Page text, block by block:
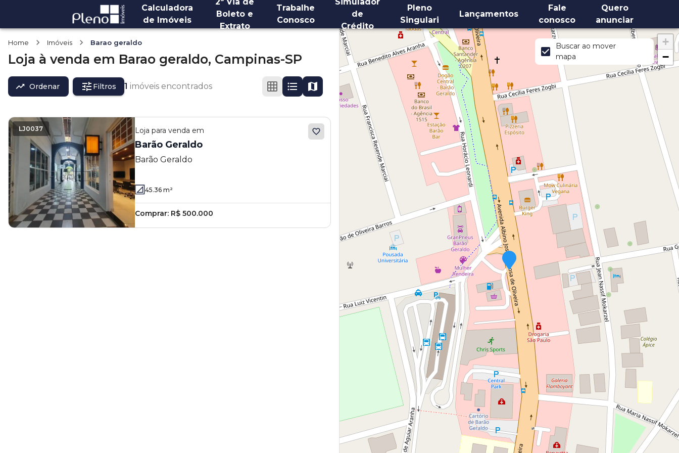
Calculadora
de Imóveis
Boleto e
Extrato
Trabalhe
Conosco
de
Crédito
Pleno
Singulari
Lançamentos
Fale
conosco
Quero
anunciar
Home Imóveis Barao geraldo
Loja à venda em Barao geraldo, Campinas-SP
Ordenar Filtros 1 imóveis encontrados
LJ0037 Loja para venda em
Barão Geraldo
Barão Geraldo
45.36 m²
Comprar: R$ 500.000
+
−
Buscar ao mover
mapa